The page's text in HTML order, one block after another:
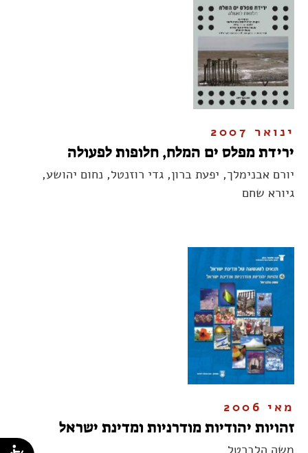
ינואר 2007
ירידת מפלס ים המלח, חלופות לפעולה
יורם אבנימלך, יפעת ברון, גדי רוזנטל, נחום יהושע,
גיורא שחם
מאי 2006
זהויות יהודיות מודרניות ומדינת ישראל
משה הלברטל